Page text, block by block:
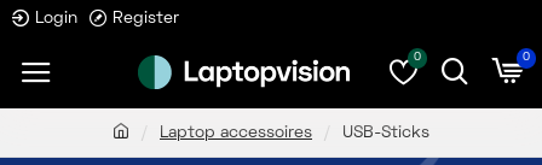
Login Register
0 0
Laptop accessoires USB-Sticks